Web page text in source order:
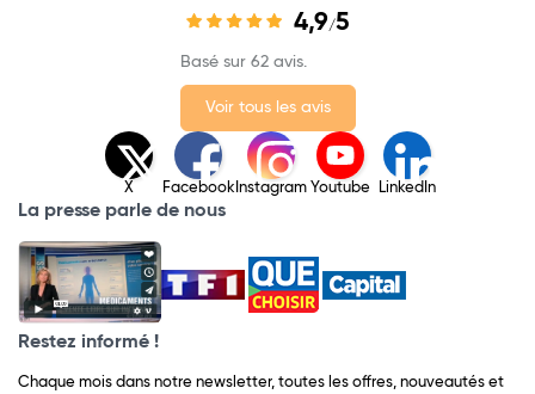
4,9/5
Basé sur 62 avis.
Voir tous les avis
X Facebook Instagram Youtube LinkedIn
La presse parle de nous
Restez informé !
Chaque mois dans notre newsletter, toutes les offres, nouveautés et